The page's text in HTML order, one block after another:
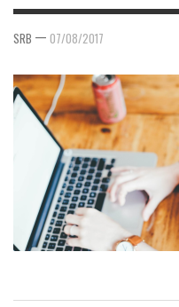
SRB — 07/08/2017